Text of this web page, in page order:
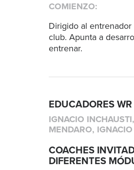
COMIENZO:
Dirigido al
club. Apunta a
entrenar.
EDUCADORES
IGNACIO
MENDARO,
COACHES
DIFERENTES